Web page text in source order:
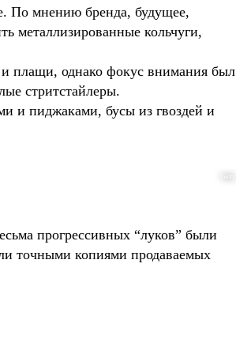
По мнению бренда, будущее,
металлизированные кольчуги,
плащи, однако фокус внимания был
стритстайлеры.
и пиджаками, бусы из гвоздей и
прогрессивных “луков” были
точными копиями продаваемых